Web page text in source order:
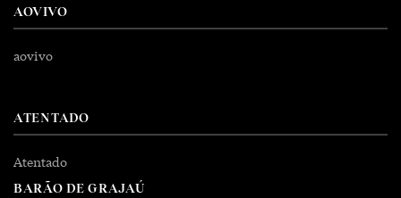
AOVIVO
aovivo
ATENTADO
Atentado
BARÃO DE GRAJAÚ